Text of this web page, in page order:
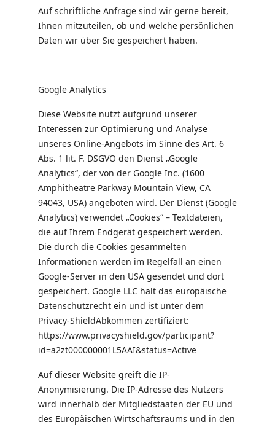
Auf schriftliche Anfrage sind wir gerne bereit,
Ihnen mitzuteilen, ob und welche persönlichen
Daten wir über Sie gespeichert haben.
Google Analytics
Diese Website nutzt aufgrund unserer
Interessen zur Optimierung und Analyse
unseres Online-Angebots im Sinne des Art. 6
Abs. 1 lit. F. DSGVO den Dienst „Google
Analytics“, der von der Google Inc. (1600
Amphitheatre Parkway Mountain View, CA
94043, USA) angeboten wird. Der Dienst (Google
Analytics) verwendet „Cookies“ – Textdateien,
die auf Ihrem Endgerät gespeichert werden.
Die durch die Cookies gesammelten
Informationen werden im Regelfall an einen
Google-Server in den USA gesendet und dort
gespeichert. Google LLC hält das europäische
Datenschutzrecht ein und ist unter dem
Privacy-ShieldAbkommen zertifiziert:
https://www.privacyshield.gov/participant?
id=a2zt000000001L5AAI&status=Active
Auf dieser Website greift die IP-
Anonymisierung. Die IP-Adresse des Nutzers
wird innerhalb der Mitgliedstaaten der EU und
des Europäischen Wirtschaftsraums und in den